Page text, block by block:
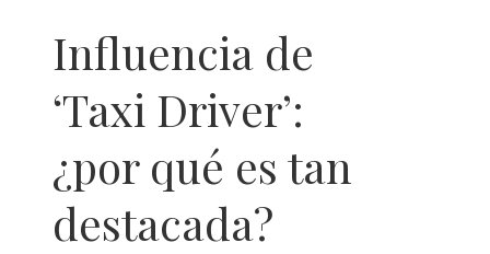
Influencia de
‘Taxi Driver’:
¿por qué es tan
destacada?